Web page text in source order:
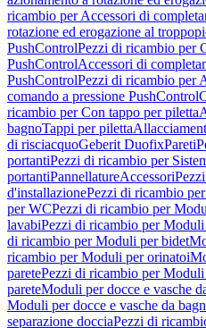
ricambio per Accessori di
rotazione ed erogazione al
PushControlPezzi di ricambio per
PushControlAccessori di
PushControlPezzi di ricambio per
comando a pressione PushControl
ricambio per Con tappo per piletta
bagnoTappi per piletta
di risciacquoGeberit DuofixPareti
portantiPezzi di ricambio per
portantiPannellatureAccessori
d'installazionePezzi di ricambio
per WCPezzi di ricambio per
lavabiPezzi di ricambio per
di ricambio per Moduli per bidet
ricambio per Moduli per orinatoi
paretePezzi di ricambio per Moduli
pareteModuli per docce e vasche
Moduli per docce e vasche da
separazione docciaPezzi di